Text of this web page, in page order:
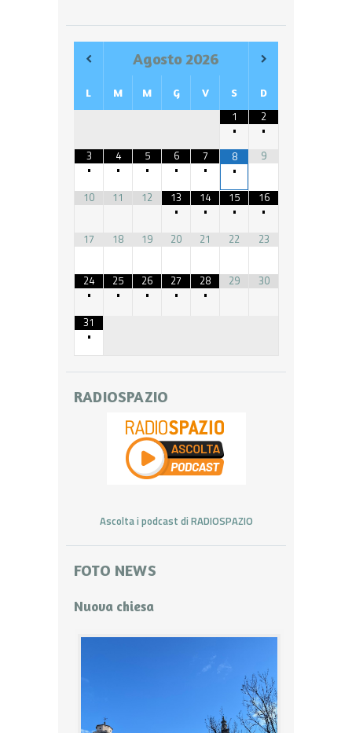
Agosto 2026
L M M G V S D
1
•
2
•
3
•
4
•
5
•
6
•
7
•
8
•
9
10 11 12
13
•
14
•
15
•
16
•
17
18 19 20 21 22 23
24
•
25
•
26
•
27
•
28
•
29 30
31
•
RADIOSPAZIO
Ascolta i podcast di RADIOSPAZIO
FOTO NEWS
Nuova chiesa